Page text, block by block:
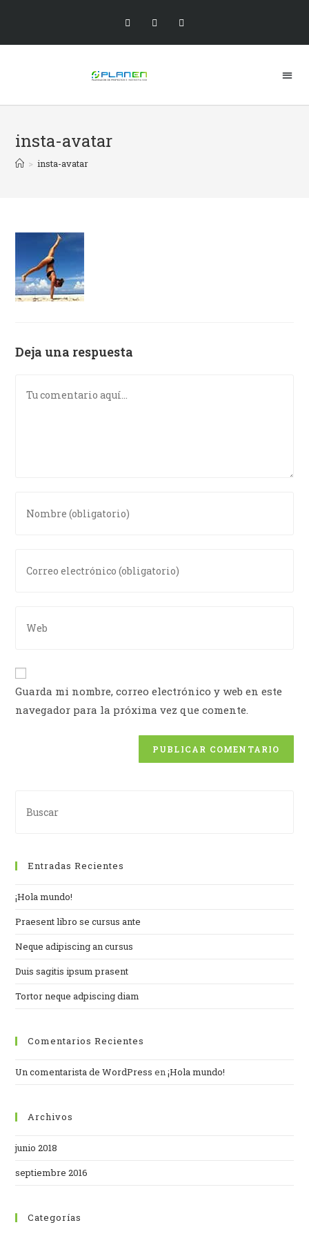
insta-avatar
> insta-avatar
Deja una respuesta
Guarda mi nombre, correo electrónico y web en este
navegador para la próxima vez que comente.
Entradas Recientes
¡Hola mundo!
Praesent libro se cursus ante
Neque adipiscing an cursus
Duis sagitis ipsum prasent
Tortor neque adpiscing diam
Comentarios Recientes
Un comentarista de WordPress en¡Hola mundo!
Archivos
junio 2018
septiembre 2016
Categorías